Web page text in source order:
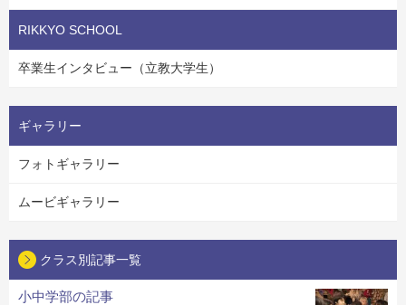
RIKKYO SCHOOL
卒業生インタビュー（立教大学生）
ギャラリー
フォトギャラリー
ムービギャラリー
クラス別記事一覧
小中学部の記事